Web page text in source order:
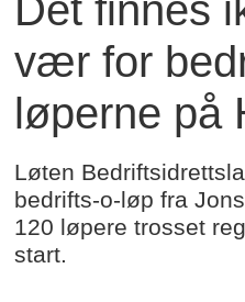
Det finnes
vær for
løperne på
Løten
bedrifts-o-løp fra
120 løpere trosset
start.